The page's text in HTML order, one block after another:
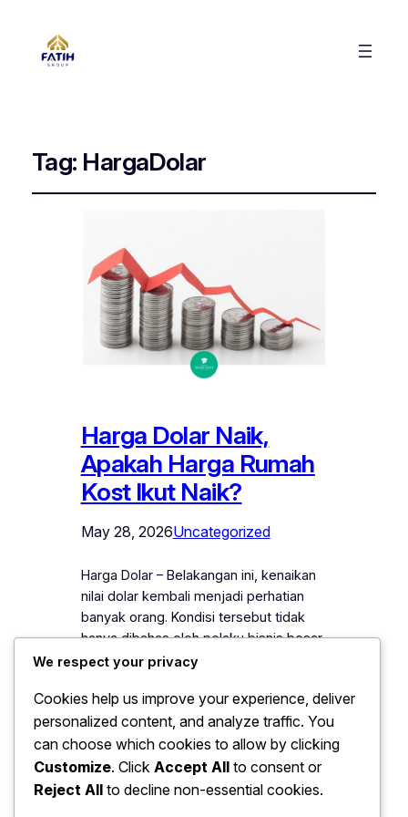
Tag: HargaDolar
Harga Dolar Naik,
Apakah Harga Rumah
Kost Ikut Naik?
May 28, 2026Uncategorized
Harga Dolar – Belakangan ini, kenaikan
nilai dolar kembali menjadi perhatian
banyak orang. Kondisi tersebut tidak
hanya dibahas oleh pelaku bisnis besar,
tetapi juga mulai diperhatikan oleh
mempertimbangkan investasi maupun
pembelian properti. Pasalnya,
perubahan nilai tukar dolar sering
memberikan dampak terhadap
berbagai sektor ekonomi, termasuk
We respect your privacy
Cookies help us improve your experience, deliver
personalized content, and analyze traffic. You
can choose which cookies to allow by clicking
Customize. Click Accept All to consent or
Reject All to decline non-essential cookies.